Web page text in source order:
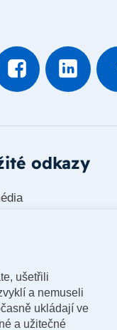
odkazy
ušetřili
a nemuseli
ukládají ve
a užitečné